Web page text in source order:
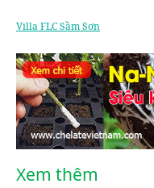
Villa FLC Sầm Sơn
Xem thêm